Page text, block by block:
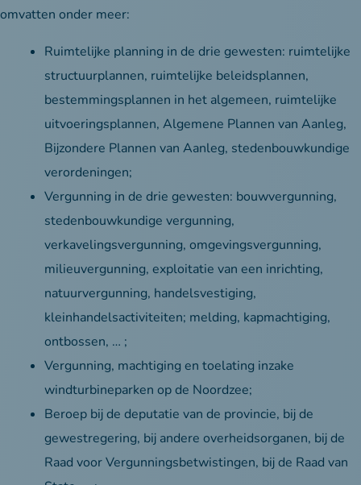
omvatten onder meer:
Ruimtelijke planning in de drie gewesten: ruimtelijke
structuurplannen, ruimtelijke beleidsplannen,
bestemmingsplannen in het algemeen, ruimtelijke
uitvoeringsplannen, Algemene Plannen van Aanleg,
Bijzondere Plannen van Aanleg, stedenbouwkundige
verordeningen;
Vergunning in de drie gewesten: bouwvergunning,
stedenbouwkundige vergunning,
verkavelingsvergunning, omgevingsvergunning,
milieuvergunning, exploitatie van een inrichting,
natuurvergunning, handelsvestiging,
kleinhandelsactiviteiten; melding, kapmachtiging,
ontbossen, … ;
Vergunning, machtiging en toelating inzake
windturbineparken op de Noordzee;
Beroep bij de deputatie van de provincie, bij de
gewestregering, bij andere overheidsorganen, bij de
Raad voor Vergunningsbetwistingen, bij de Raad van